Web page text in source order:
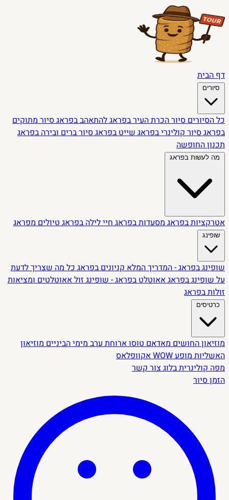
דף הבית
סיורים
כל הסיוריםסיור הכרת העיר בפראגלהתאהב בפראגסיור מתוקים
בפראגסיור קולינרי בפראגשייט בפראגסיור ברים ובירה בפראג
תכנון החופשה
מה לעשות בפראג
אטרקציות בפראגמסעדות בפראגחיי לילה בפראגטיולים מפראג
שופינג
שופינג בפראג - המדריך המלאקניונים בפראגכל מה שצריך לדעת
על שופינג בפראגאאוטלט בפראג - שופינג זולאאוטלטים ומציאות
זולות בפראג
כרטיסים
מוזיאון החושיםמאדאם טוסוארוחת ערב מימי הבינייםמוזיאון
האשליותמופע WOW
אקוופלאס
מפה קולינריתבלוגצור קשר
הזמן סיור